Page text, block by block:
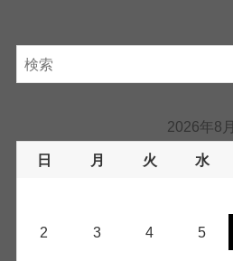
2026年8月
日 月 火 水
2 3 4 5